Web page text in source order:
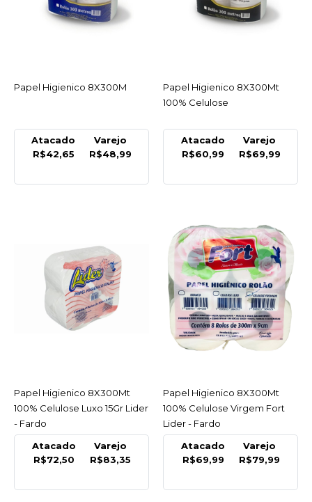
R$48,99
COMPARAR
QUALILUX
Papel Higienico
8X300Mt 100% Celulose
R$69,99
COMPRAR
COMPARAR
LIDER
Papel Higienico
8X300Mt 100% Celulose
Luxo 15Gr Lider - Fardo
R$83,35
ACESSAR
Papel Higienico 8X300M
Atacado
R$42,65
Varejo
R$48,99
ACESSAR
Papel Higienico 8X300Mt
100% Celulose
Atacado
R$60,99
Varejo
R$69,99
ACESSAR
Papel Higienico 8X300Mt
100% Celulose Luxo 15Gr Lider
- Fardo
Atacado
R$72,50
Varejo
R$83,35
ACESSAR
Papel Higienico 8X300Mt
100% Celulose Virgem Fort
Lider - Fardo
Atacado
R$69,99
Varejo
R$79,99